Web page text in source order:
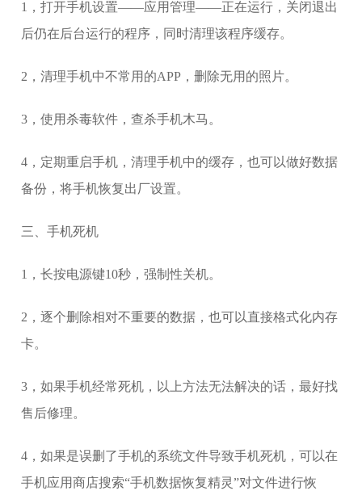
1，打开手机设置——应用管理——正在运行，关闭退出
后仍在后台运行的程序，同时清理该程序缓存。
2，清理手机中不常用的APP，删除无用的照片。
3，使用杀毒软件，查杀手机木马。
4，定期重启手机，清理手机中的缓存，也可以做好数据
备份，将手机恢复出厂设置。
三、手机死机
1，长按电源键10秒，强制性关机。
2，逐个删除相对不重要的数据，也可以直接格式化内存
卡。
3，如果手机经常死机，以上方法无法解决的话，最好找
售后修理。
4，如果是误删了手机的系统文件导致手机死机，可以在
手机应用商店搜索“手机数据恢复精灵”对文件进行恢